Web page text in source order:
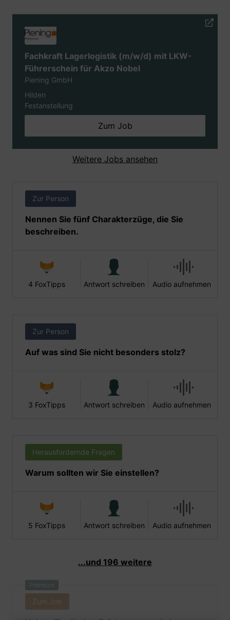
Fachkraft Lagerlogistik (m/w/d) mit LKW-
Führerschein für Akzo Nobel
Piening GmbH
Hilden
Festanstellung
Zum Job
Weitere Jobs ansehen
Zur Person
Nennen Sie fünf Charakterzüge, die Sie
beschreiben.
4 FoxTipps Antwort schreiben Audio aufnehmen
Zur Person
Auf was sind Sie nicht besonders stolz?
3 FoxTipps Antwort schreiben Audio aufnehmen
Herausfordernde Fragen
Warum sollten wir Sie einstellen?
5 FoxTipps Antwort schreiben Audio aufnehmen
...und 196 weitere
Premium
Zum Job